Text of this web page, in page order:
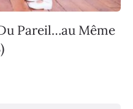
Pareil…au Même